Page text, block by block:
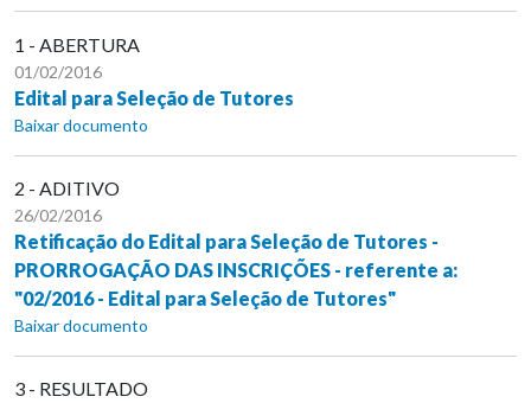
1 - ABERTURA
01/02/2016
Edital para Seleção de Tutores
Baixar documento
2 - ADITIVO
26/02/2016
Retificação do Edital para Seleção de Tutores -
PRORROGAÇÃO DAS INSCRIÇÕES - referente a:
"02/2016 - Edital para Seleção de Tutores"
Baixar documento
3 - RESULTADO